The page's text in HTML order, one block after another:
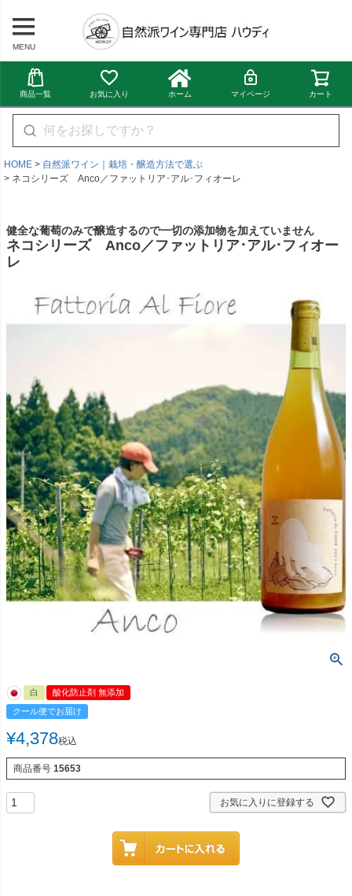
MENU
商品一覧 お気に入り ホーム マイページ カート
HOME
自然派ワイン｜栽培・醸造方法で選ぶ
ネコシリーズ Anco／ファットリア･アル･フィオーレ
健全な葡萄のみで醸造するので一切の添加物を加えていません
ネコシリーズ Anco／ファットリア･アル･フィオー
レ
白
酸化防止剤 無添加
クール便でお届け
¥4,378税込
商品番号 15653
お気に入りに登録する